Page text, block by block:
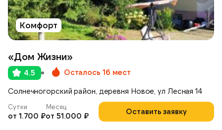
Комфорт
«Дом Жизни»
4.5 Осталось 16 мест
Солнечногорский район, деревня Новое, ул Лесная 14
Оставить заявку
Сутки
от 1.700 ₽
Месяц
от 51.000 ₽